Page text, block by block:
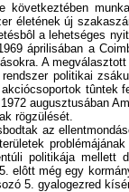
következtében
életének új
a lehetséges
áprilisában a
A
politikai
tûntek
augusztusában
rögzülését.
az
politikája mellett
elôtt még egy
5. gyalogezred